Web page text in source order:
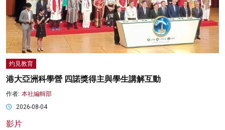
灼見教育
港大亞洲科學營 四諾獎得主與學生講解互動
作者: 本社編輯部
2026-08-04
影片